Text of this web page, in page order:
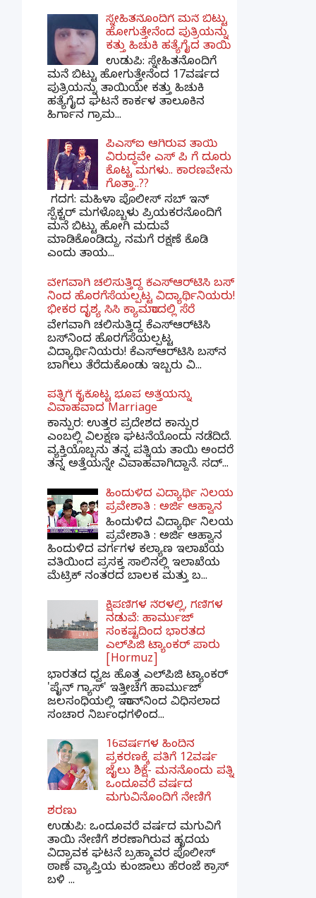
ಸ್ನೇಹಿತನೊಂದಿಗೆ ಮನೆ ಬಿಟ್ಟು
ಹೋಗುತ್ತೇನೆಂದ ಪುತ್ರಿಯನ್ನು
ಕತ್ತು ಹಿಚುಕಿ ಹತ್ಯೆಗೈದ ತಾಯಿ
ಉಡುಪಿ: ಸ್ನೇಹಿತನೊಂದಿಗೆ
ಮನೆ ಬಿಟ್ಟು ಹೋಗುತ್ತೇನೆಂದ 17ವರ್ಷದ
ಪುತ್ರಿಯನ್ನು ತಾಯಿಯೇ ಕತ್ತು ಹಿಚುಕಿ
ಹತ್ಯೆಗೈದ ಘಟನೆ ಕಾರ್ಕಳ ತಾಲೂಕಿನ
ಹಿರ್ಗಾನ ಗ್ರಾಮ...
ಪಿಎಸ್​ಐ ಆಗಿರುವ ತಾಯಿ
ವಿರುದ್ಧವೇ ಎಸ್ ಪಿ ಗೆ ದೂರು
ಕೊಟ್ಟ ಮಗಳು.. ಕಾರಣವೇನು
ಗೊತ್ತಾ..??
ಗದಗ​: ಮಹಿಳಾ ಪೊಲೀಸ್​ ಸಬ್ ​ಇನ್​
ಸ್ಪೆಕ್ಟರ್​ ಮಗಳೊಬ್ಬಳು ಪ್ರಿಯಕರನೊಂದಿಗೆ
ಮನೆ ಬಿಟ್ಟು ಹೋಗಿ ಮದುವೆ
ಮಾಡಿಕೊಂಡಿದ್ದು, ನಮಗೆ ರಕ್ಷಣೆ ಕೊಡಿ
ಎಂದು ತಾಯ...
ವೇಗವಾಗಿ ಚಲಿಸುತ್ತಿದ್ದ ಕೆಎಸ್​ಆರ್​ಟಿಸಿ ಬಸ್​
ನಿಂದ ಹೊರಗೆಸೆಯಲ್ಪಟ್ಟ ವಿದ್ಯಾರ್ಥಿನಿಯರು!
ಭೀಕರ ದೃಶ್ಯ ಸಿಸಿ ಕ್ಯಾಮರಾದಲ್ಲಿ ಸೆರೆ
ವೇಗವಾಗಿ ಚಲಿಸುತ್ತಿದ್ದ ಕೆಎಸ್‌ಆರ್‌ಟಿಸಿ
ಬಸ್‌ನಿಂದ ಹೊರಗೆಸೆಯಲ್ಪಟ್ಟ
ವಿದ್ಯಾರ್ಥಿನಿಯರು! ಕೆಎಸ್‌ಆರ್‌ಟಿಸಿ ಬಸ್‌ನ
ಬಾಗಿಲು ತೆರೆದುಕೊಂಡು ಇಬ್ಬರು ವಿ...
ಪತ್ನಿಗೆ ಕೈಕೊಟ್ಟ ಭೂಪ ಅತ್ತೆಯನ್ನು
ವಿವಾಹವಾದ Marriage
ಕಾನ್ಪುರ: ಉತ್ತರ ಪ್ರದೇಶದ ಕಾನ್ಪುರ
ಎಂಬಲ್ಲಿ ವಿಲಕ್ಷಣ ಘಟನೆಯೊಂದು ನಡೆದಿದೆ.
ವ್ಯಕ್ತಿಯೊಬ್ಬನು ತನ್ನ ಪತ್ನಿಯ ತಾಯಿ ಅಂದರೆ
ತನ್ನ ಅತ್ತೆಯನ್ನೇ ವಿವಾಹವಾಗಿದ್ದಾನೆ. ಸದ್...
ಹಿಂದುಳಿದ ವಿದ್ಯಾರ್ಥಿ ನಿಲಯ
ಪ್ರವೇಶಾತಿ : ಅರ್ಜಿ ಆಹ್ವಾನ
ಹಿಂದುಳಿದ ವಿದ್ಯಾರ್ಥಿ ನಿಲಯ
ಪ್ರವೇಶಾತಿ : ಅರ್ಜಿ ಆಹ್ವಾನ
ಹಿಂದುಳಿದ ವರ್ಗಗಳ ಕಲ್ಯಾಣ ಇಲಾಖೆಯ
ವತಿಯಿಂದ ಪ್ರಸಕ್ತ ಸಾಲಿನಲ್ಲಿ ಇಲಾಖೆಯ
ಮೆಟ್ರಿಕ್ ನಂತರದ ಬಾಲಕ ಮತ್ತು ಬ...
ಕ್ಷಿಪಣಿಗಳ ನೆರಳಲ್ಲಿ, ಗಣಿಗಳ
ನಡುವೆ: ಹಾರ್ಮುಜ್
ಸಂಕಷ್ಟದಿಂದ ಭಾರತದ
ಎಲ್‌ಪಿಜಿ ಟ್ಯಾಂಕರ್ ಪಾರು
[Hormuz]
ಭಾರತದ ಧ್ವಜ ಹೊತ್ತ ಎಲ್‌ಪಿಜಿ ಟ್ಯಾಂಕರ್
'ಪೈನ್ ಗ್ಯಾಸ್' ಇತ್ತೀಚೆಗೆ ಹಾರ್ಮುಜ್
ಜಲಸಂಧಿಯಲ್ಲಿ ಇರಾನ್‌ನಿಂದ ವಿಧಿಸಲಾದ
ಸಂಚಾರ ನಿರ್ಬಂಧಗಳಿಂದ...
16ವರ್ಷಗಳ ಹಿಂದಿನ
ಪ್ರಕರಣಕ್ಕೆ ಪತಿಗೆ 12ವರ್ಷ
ಜೈಲು ಶಿಕ್ಷೆ- ಮನನೊಂದು ಪತ್ನಿ
ಒಂದೂವರೆ ವರ್ಷದ
ಮಗುವಿನೊಂದಿಗೆ ನೇಣಿಗೆ
ಶರಣು
ಉಡುಪಿ: ಒಂದೂವರೆ ವರ್ಷದ ಮಗುವಿಗೆ
ತಾಯಿ ನೇಣಿಗೆ ಶರಣಾಗಿರುವ ಹೃದಯ
ವಿದ್ರಾವಕ ಘಟನೆ ಬ್ರಹ್ಮಾವರ ಪೊಲೀಸ್
ಠಾಣೆ ವ್ಯಾಪ್ತಿಯ ಕುಂಜಾಲು ಹೆರಂಜೆ ಕ್ರಾಸ್
ಬಳಿ ...